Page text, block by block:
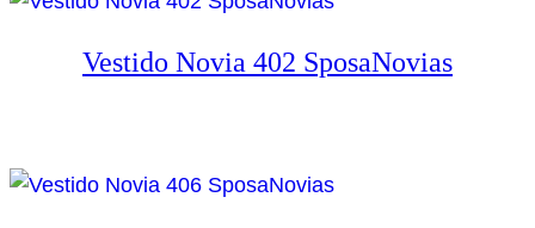
Vestido Novia 402 SposaNovias